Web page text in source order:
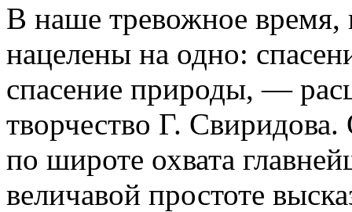
В наше тревожное время,
нацелены на одно:
спасение природы, —
творчество Г.
по широте охвата
величавой простоте